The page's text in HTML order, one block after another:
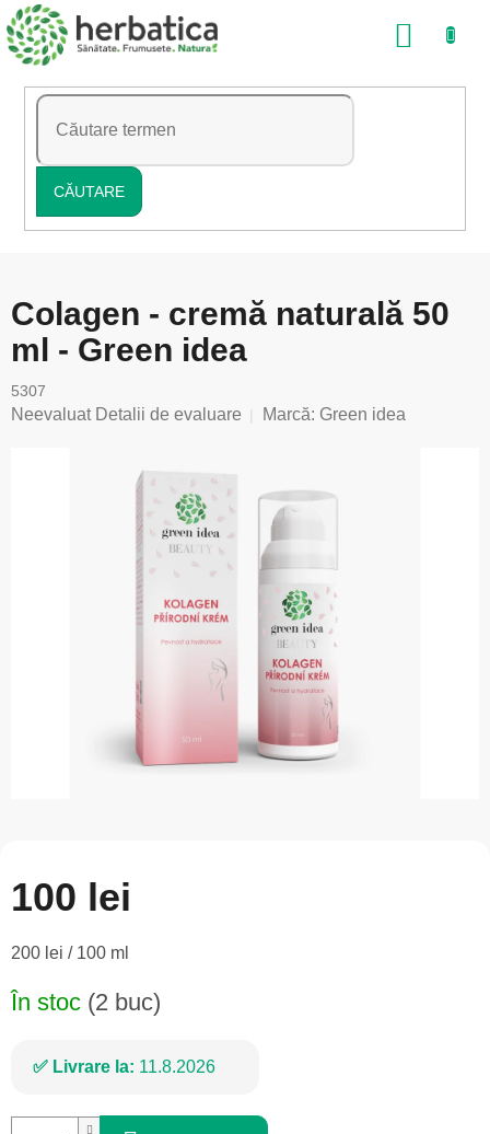
Treci
la
conținut
CĂUTARE
COŞ
Colagen - cremă naturală 50
ml - Green idea
5307
Evaluarea
Neevaluat Detalii de evaluare Marcă: Green idea
100 lei
Evaluare
200 lei / 100 ml
În stoc (2 buc)
Livrare la: 11.8.2026